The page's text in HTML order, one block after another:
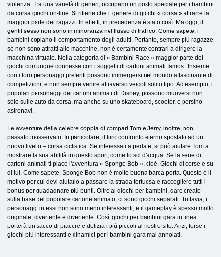
violenza. Tra una varietà di generi, occupano un posto speciale per i bambini
da corsa giochi on-line. Si ritiene che il genere di giochi « corsa » attrarre la
maggior parte dei ragazzi. In effetti, in precedenza è stato così. Ma oggi, il
gentil sesso non sono in minoranza nel flusso di traffico. Come sapete, i
bambini copiano il comportamento degli adulti. Pertanto, sempre più ragazze
se non sono attratti alle macchine, non è certamente contrari a dirigere la
macchina virtuale. Nella categoria di « Bambini Race » maggior parte dei
giochi comunque connesse con i soggetti di cartoni animati famosi. Insieme
con i loro personaggi preferiti possono immergersi nel mondo affascinante di
competizioni, e non sempre venire attraverso veicoli solito tipo. Ad esempio, i
popolari personaggi dei cartoni animati di Disney, possono muoversi non
solo sulle auto da corsa, ma anche su uno skateboard, scooter, e persino
astronavi.
Le avventure della celebre coppia di compari Tom e Jerry, inoltre, non
passato inosservato. In particolare, il loro confronto eterno spostato ad un
nuovo livello – corsa ciclistica. Se interessati a pedale, si può aiutare Tom a
mostrare la sua abilità in questo sport, come lo sci d'acqua. Se la serie di
cartoni animati ti piace l'avventura « Sponge Bob », cioè, Giochi di corse e su
di lui. Come sapete, Sponge Bob non è molto buona barca porta. Questo è il
motivo per cui devi aiutarlo a passare la strada tortuosa e raccogliere tutti i
bonus per guadagnare più punti. Oltre ai giochi per bambini, gare creato
sulla base del popolare cartone animato, ci sono giochi separati. Tuttavia, i
personaggi in essi non sono meno interessanti, e il gameplay è spesso molto
originale, divertente e divertente. Così, giochi per bambini gara in linea
porterà un sacco di piacere e delizia i più piccoli al nostro sito. Anzi, forse i
giochi più interessanti e dinamici per i bambini gara mai annoiati.